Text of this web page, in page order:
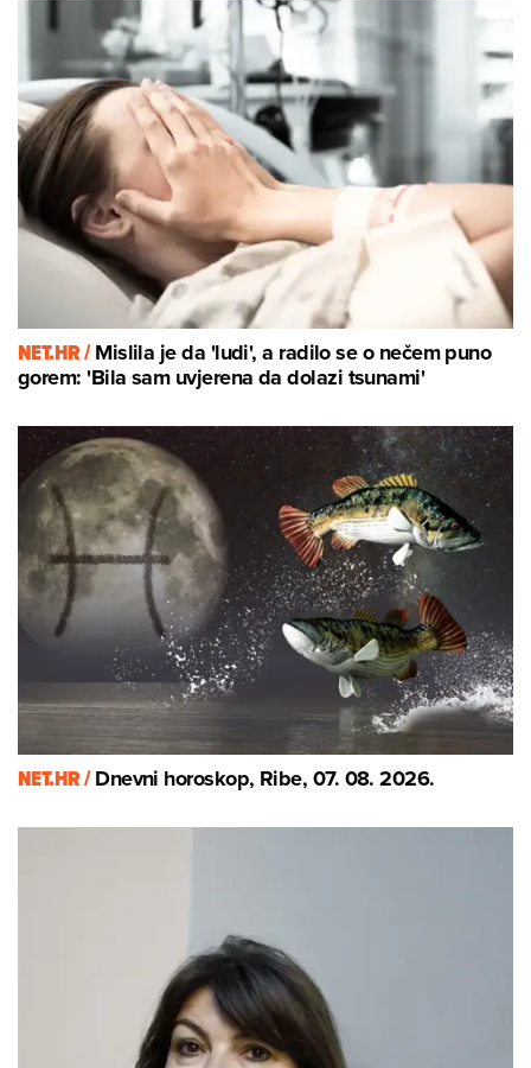
NET.HR /Mislila je da 'ludi', a radilo se o nečem puno
gorem: 'Bila sam uvjerena da dolazi tsunami'
NET.HR /Dnevni horoskop, Ribe, 07. 08. 2026.